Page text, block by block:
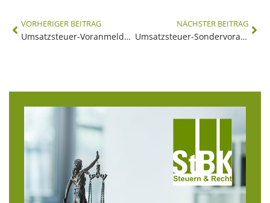
VORHERIGER BEITRAG
Umsatzsteuer-Voranmeldung
NÄCHSTER BEITRAG
Umsatzsteuer-Sondervorauszahlung